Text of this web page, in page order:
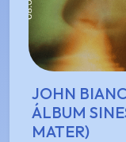
JOHN
ÁLBUM
MATER)